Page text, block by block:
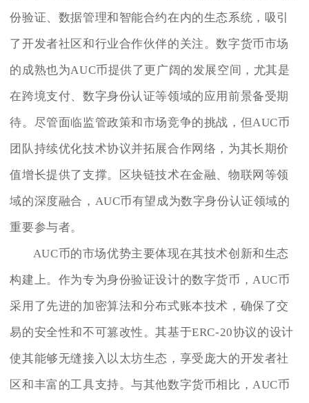
份验证、数据管理和智能合约在内的生态系统，吸引
了开发者社区和行业合作伙伴的关注。数字货币市场
的成熟也为AUC币提供了更广阔的发展空间，尤其是
在跨境支付、数字身份认证等领域的应用前景备受期
待。尽管面临监管政策和市场竞争的挑战，但AUC币
团队持续优化技术协议并拓展合作网络，为其长期价
值增长提供了支撑。区块链技术在金融、物联网等领
域的深度融合，AUC币有望成为数字身份认证领域的
重要参与者。
AUC币的市场优势主要体现在其技术创新和生态
构建上。作为专为身份验证设计的数字货币，AUC币
采用了先进的加密算法和分布式账本技术，确保了交
易的安全性和不可篡改性。其基于ERC-20协议的设计
使其能够无缝接入以太坊生态，享受庞大的开发者社
区和丰富的工具支持。与其他数字货币相比，AUC币